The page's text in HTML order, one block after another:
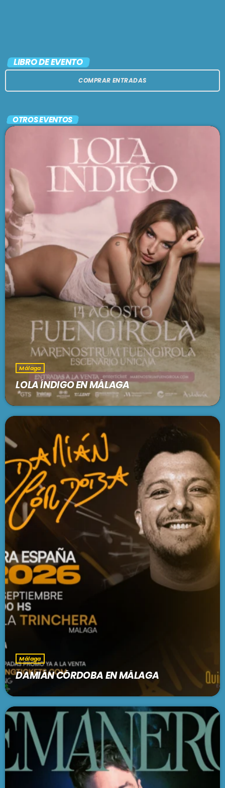
LIBRO DE EVENTO
COMPRAR ENTRADAS
OTROS EVENTOS
Málaga
LOLA ÍNDIGO EN MÁLAGA
Málaga
DAMIÁN CÓRDOBA EN MÁLAGA